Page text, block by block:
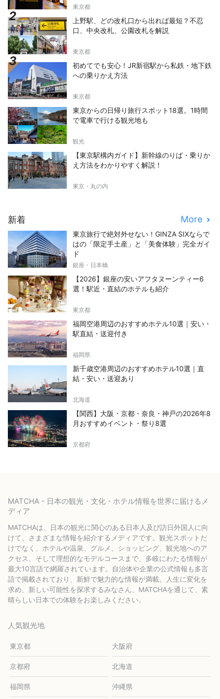
東京都
上野駅、どの改札口から出れば最短？不忍
口、中央改札、公園改札を解説
東京都
初めてでも安心！JR新宿駅から私鉄・地下鉄
への乗りかえ方法
東京都
東京からの日帰り旅行スポット18選。1時間
で電車で行ける観光地も
観光
【東京駅構内ガイド】新幹線のりば・乗りか
え方法をわかりやすく解説！
東京・丸の内
新着 More
東京旅行で絶対外せない！GINZA SIXならで
はの「限定手土産」と「美食体験」完全ガイ
ド
銀座・日本橋
【2026】銀座の安いアフタヌーンティー6
選！駅近・直結のホテルも紹介
東京都
福岡空港周辺のおすすめホテル10選｜安い・
駅直結・送迎付き
福岡県
新千歳空港周辺のおすすめホテル10選｜直
結・安い・送迎あり
北海道
【関西】大阪・京都・奈良・神戸の2026年8
月おすすめイベント・祭り8選
京都府
MATCHA - 日本の観光・文化・ホテル情報を世界に届けるメ
ディア
MATCHAは、日本の観光に関心のある日本人及び訪日外国人に向
けて、さまざまな情報を紹介するメディアです。観光スポットだ
けでなく、ホテルや温泉、グルメ、ショッピング、観光地へのア
クセス、そして理想的なモデルコースまで、多岐にわたる情報が
最大10言語で網羅されています。自治体や企業の公式情報も多言
語で掲載されており、新鮮で魅力的な情報が満載。人生に変化を
求め、新しい可能性を探求するみなさん、MATCHAを通じて、素
晴らしい日本での体験をお楽しみください。
人気観光地
東京都 大阪府
京都府 北海道
福岡県 沖縄県